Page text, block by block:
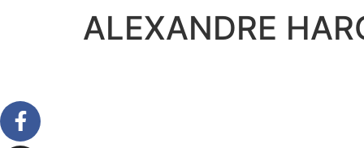
ALEXANDRE